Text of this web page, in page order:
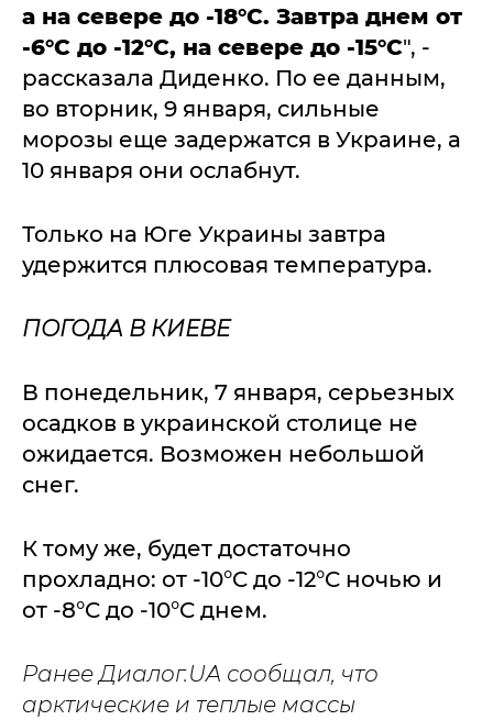
а на севере до -18°C. Завтра днем от
-6°C до -12°C, на севере до -15°C", -
рассказала Диденко. По ее данным,
во вторник, 9 января, сильные
морозы еще задержатся в Украине, а
10 января они ослабнут.
Только на Юге Украины завтра
удержится плюсовая температура.
ПОГОДА В КИЕВЕ
В понедельник, 7 января, серьезных
осадков в украинской столице не
ожидается. Возможен небольшой
снег.
К тому же, будет достаточно
прохладно: от -10°C до -12°C ночью и
от -8°C до -10°C днем.
Ранее Диалог.UA сообщал, что
арктические и теплые массы